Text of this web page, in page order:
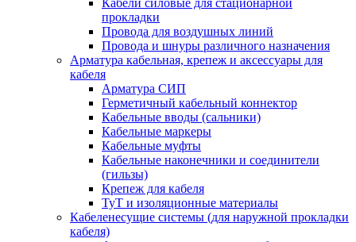
Кабели силовые для стационарной
прокладки
Провода для воздушных линий
Провода и шнуры различного назначения
Арматура кабельная, крепеж и аксессуары для
кабеля
Арматура СИП
Герметичный кабельный коннектор
Кабельные вводы (сальники)
Кабельные маркеры
Кабельные муфты
Кабельные наконечники и соединители
(гильзы)
Крепеж для кабеля
ТуТ и изоляционные материалы
Кабеленесущие системы (для наружной прокладки
кабеля)